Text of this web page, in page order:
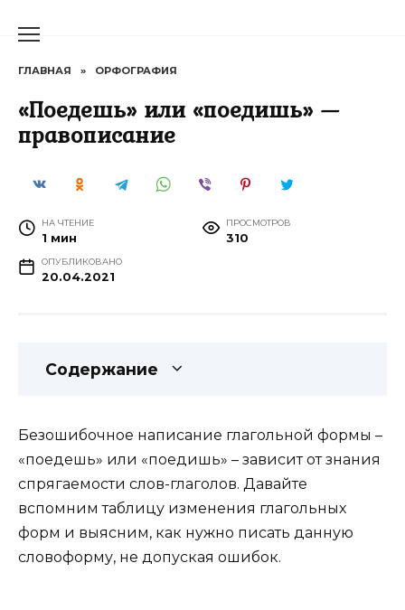
ГЛАВНАЯ » ОРФОГРАФИЯ
«Поедешь» или «поедишь» —
правописание
НА ЧТЕНИЕ
1 мин
ПРОСМОТРОВ
310
ОПУБЛИКОВАНО
20.04.2021
Содержание
Безошибочное написание глагольной формы –
«поедешь» или «поедишь» – зависит от знания
спрягаемости слов-глаголов. Давайте
вспомним таблицу изменения глагольных
форм и выясним, как нужно писать данную
словоформу, не допуская ошибок.